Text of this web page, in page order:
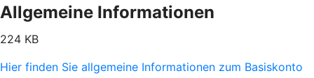
Allgemeine Informationen
224 KB
Hier finden Sie allgemeine Informationen zum Basiskonto